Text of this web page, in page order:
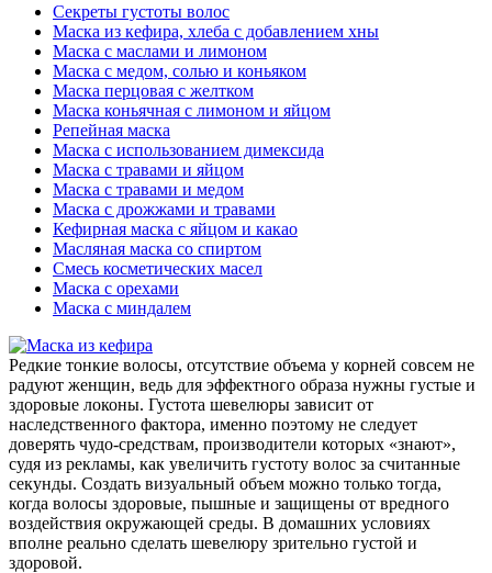
Секреты густоты волос
Маска из кефира, хлеба с добавлением хны
Маска с маслами и лимоном
Маска с медом, солью и коньяком
Маска перцовая с желтком
Маска коньячная с лимоном и яйцом
Репейная маска
Маска с использованием димексида
Маска с травами и яйцом
Маска с травами и медом
Маска с дрожжами и травами
Кефирная маска с яйцом и какао
Масляная маска со спиртом
Смесь косметических масел
Маска с орехами
Маска с миндалем
Редкие тонкие волосы, отсутствие объема у корней совсем не
радуют женщин, ведь для эффектного образа нужны густые и
здоровые локоны. Густота шевелюры зависит от
наследственного фактора, именно поэтому не следует
доверять чудо-средствам, производители которых «знают»,
судя из рекламы, как увеличить густоту волос за считанные
секунды. Создать визуальный объем можно только тогда,
когда волосы здоровые, пышные и защищены от вредного
воздействия окружающей среды. В домашних условиях
вполне реально сделать шевелюру зрительно густой и
здоровой.